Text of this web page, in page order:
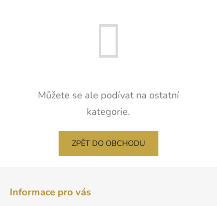
Můžete se ale podívat na ostatní
kategorie.
ZPĚT DO OBCHODU
Informace pro vás